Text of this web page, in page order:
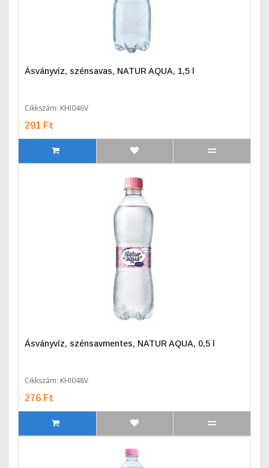
Ásványvíz, szénsavas, NATUR AQUA, 1,5 l
Cikkszám: KHI046V
291 Ft
Ásványvíz, szénsavmentes, NATUR AQUA, 0,5 l
Cikkszám: KHI048V
276 Ft